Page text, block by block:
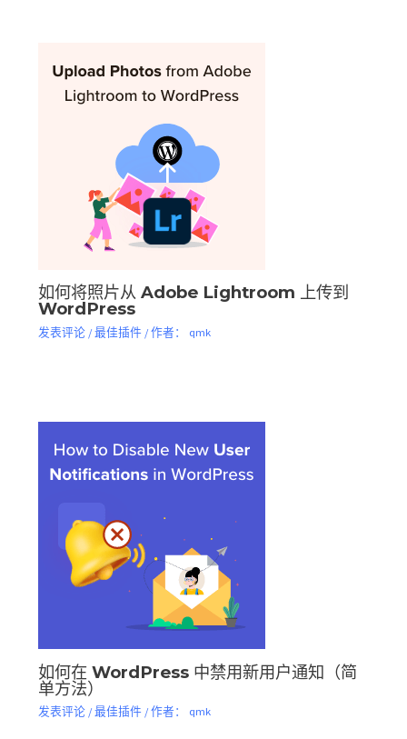
如何将照片从 Adob​​e Lightroom 上传到
WordPress
发表评论 /最佳插件/ 作者： qmk
如何在 WordPress 中禁用新用户通知（简
单方法）
发表评论 /最佳插件/ 作者： qmk